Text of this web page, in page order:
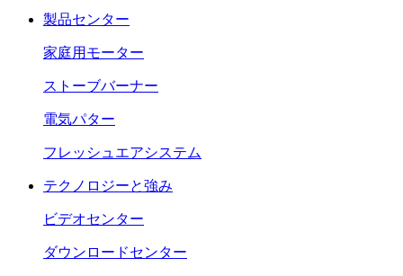
製品センター
家庭用モーター
ストーブバーナー
電気パター
フレッシュエアシステム
テクノロジーと強み
ビデオセンター
ダウンロードセンター